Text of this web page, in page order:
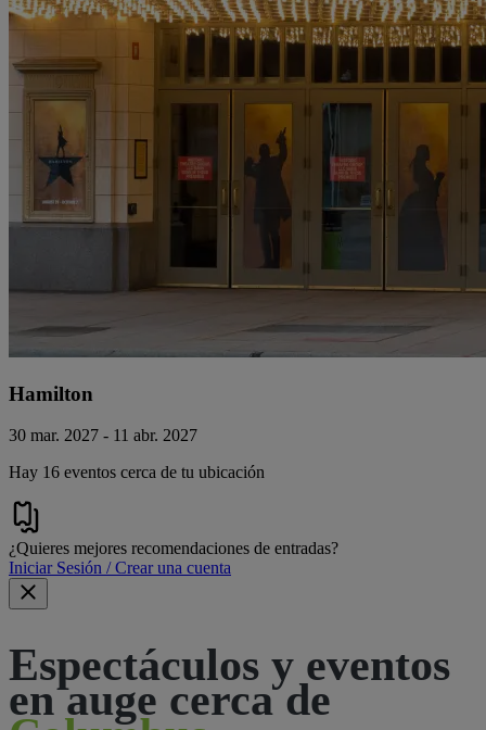
Hamilton
30 mar. 2027 - 11 abr. 2027
Hay 16 eventos cerca de tu ubicación
¿Quieres mejores recomendaciones de entradas?
Iniciar Sesión / Crear una cuenta
Espectáculos y eventos
en auge cerca de